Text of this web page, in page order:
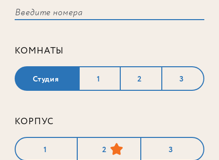
КОМНАТЫ
Студия 1 2 3
КОРПУС
1 2 3
соответствует ни одного лота